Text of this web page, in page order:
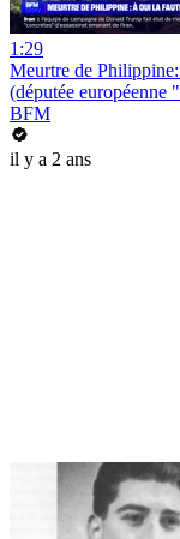
1:29
Meurtre de
(députée européenne
BFM
il y a 2 ans